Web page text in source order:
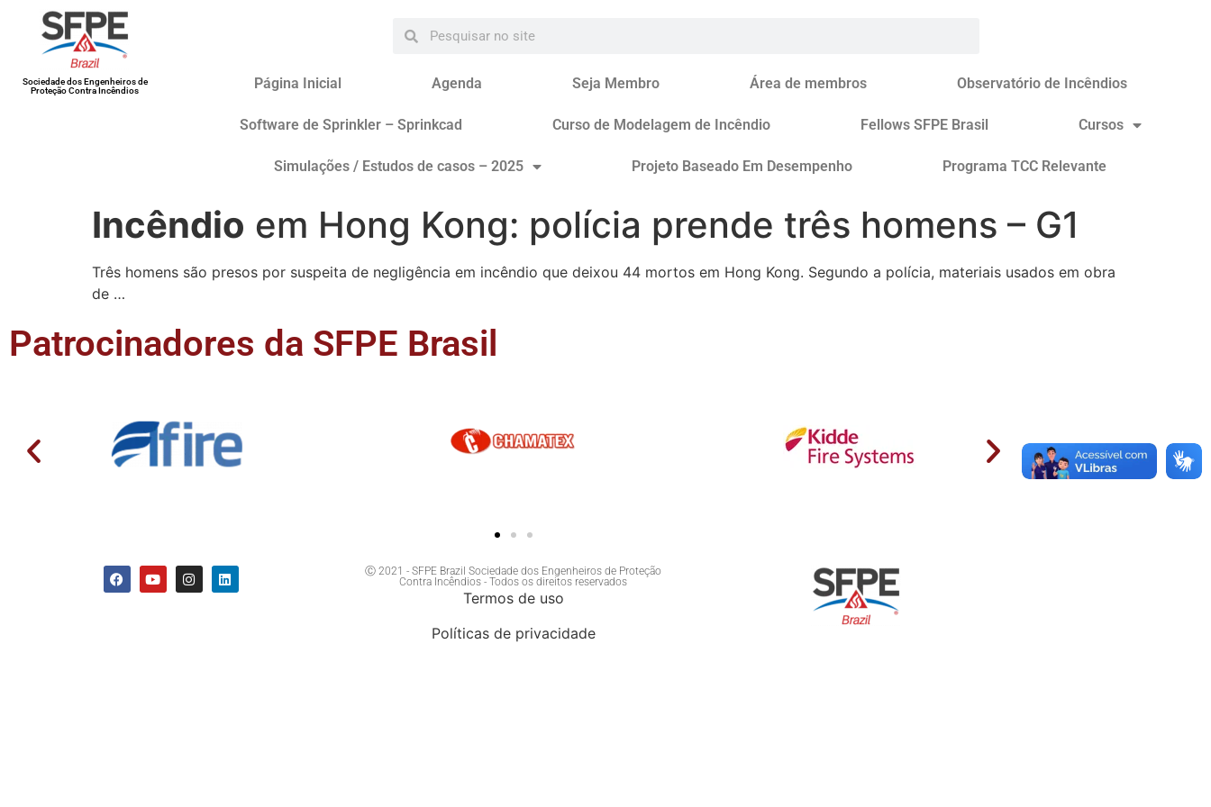
Sociedade dos Engenheiros de
Proteção Contra Incêndios
Página Inicial Agenda Seja Membro Área de membros Observatório de Incêndios
Software de Sprinkler – Sprinkcad Curso de Modelagem de Incêndio Fellows SFPE Brasil Cursos
Simulações / Estudos de casos – 2025 Projeto Baseado Em Desempenho Programa TCC Relevante
Incêndio em Hong Kong: polícia prende três homens – G1
Três homens são presos por suspeita de negligência em incêndio que deixou 44 mortos em Hong Kong. Segundo a polícia, materiais usados em obra
de …
Patrocinadores da SFPE Brasil
Ⓒ 2021 - SFPE Brazil Sociedade dos Engenheiros de Proteção
Contra Incêndios - Todos os direitos reservados
Termos de uso
Políticas de privacidade